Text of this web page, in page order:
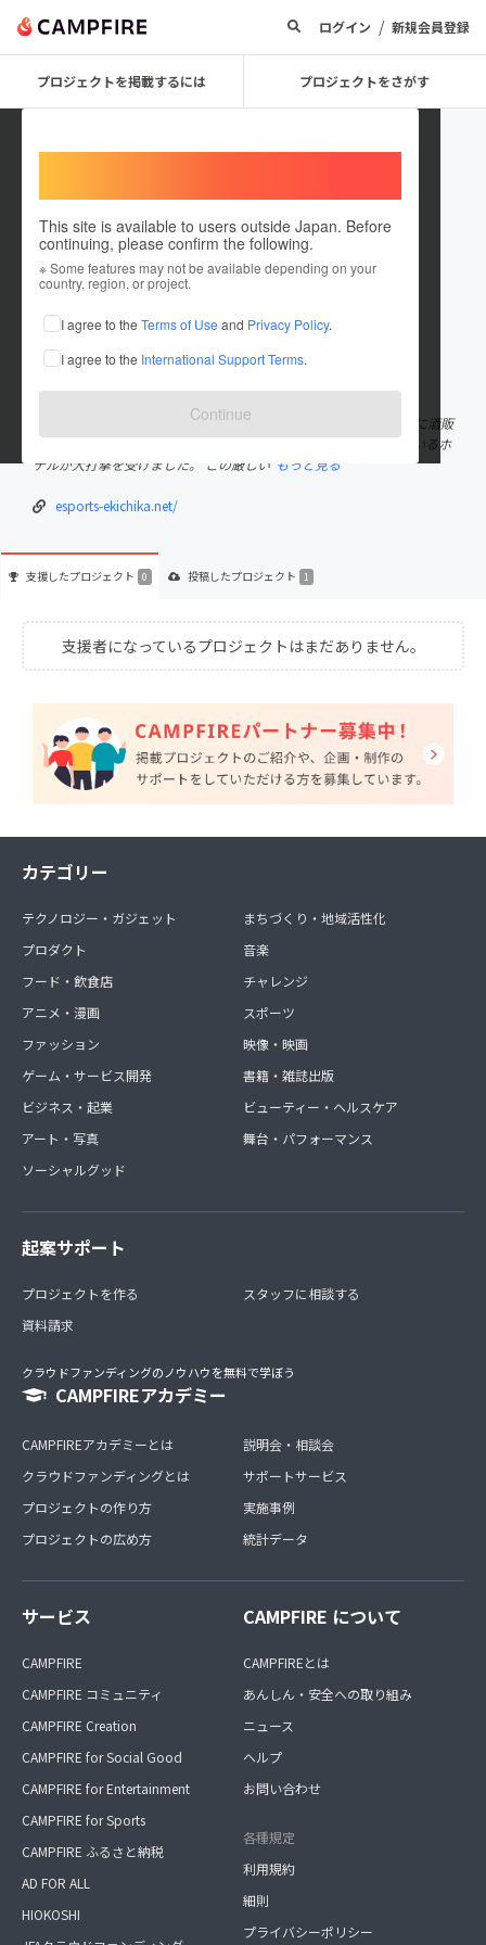
ログイン / 新規会員登録
プロジェクトを掲載するには プロジェクトをさがす
This site is available to users outside Japan. Before
continuing, please confirm the following.
※ Some features may not be available depending on your
country, region, or project.
I agree to the Terms of Use and Privacy Policy.
I agree to the International Support Terms.
Continue
e-sports EKICHIKA
これまでに1件のプロジェクトを投稿しています
在住国：日本 現在地：大阪府
出身国：日本 出身地：大阪府
初めまして！株式会社Build-UPと申します！ 弊社は大阪市を中心に酒販
業、ホテル業を運営しております。 コロナ禍の影響で、運営しているホ
テルが大打撃を受けました。 この厳しい もっと見る
esports-ekichika.net/
支援したプロジェクト 0 投稿したプロジェクト 1
支援者になっているプロジェクトはまだありません。
カテゴリー
テクノロジー・ガジェット
プロダクト
フード・飲食店
アニメ・漫画
ファッション
ゲーム・サービス開発
ビジネス・起業
アート・写真
ソーシャルグッド
まちづくり・地域活性化
音楽
チャレンジ
スポーツ
映像・映画
書籍・雑誌出版
ビューティー・ヘルスケア
舞台・パフォーマンス
起案サポート
プロジェクトを作る
資料請求
スタッフに相談する
クラウドファンディングのノウハウを無料で学ぼう
CAMPFIREアカデミー
CAMPFIREアカデミーとは
クラウドファンディングとは
プロジェクトの作り方
プロジェクトの広め方
説明会・相談会
サポートサービス
実施事例
統計データ
サービス
CAMPFIRE
CAMPFIRE コミュニティ
CAMPFIRE Creation
CAMPFIRE for Social Good
CAMPFIRE for Entertainment
CAMPFIRE for Sports
CAMPFIRE ふるさと納税
AD FOR ALL
HIOKOSHI
CAMPFIRE について
CAMPFIREとは
あんしん・安全への取り組み
ニュース
ヘルプ
お問い合わせ
各種規定
利用規約
細則
プライバシーポリシー